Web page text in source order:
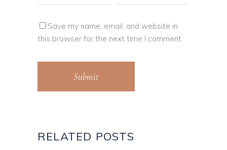
Save my name, email, and website in
this browser for the next time I comment.
Submit
RELATED POSTS